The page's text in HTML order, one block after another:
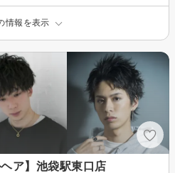
情報を表示
ア】池袋駅東口店